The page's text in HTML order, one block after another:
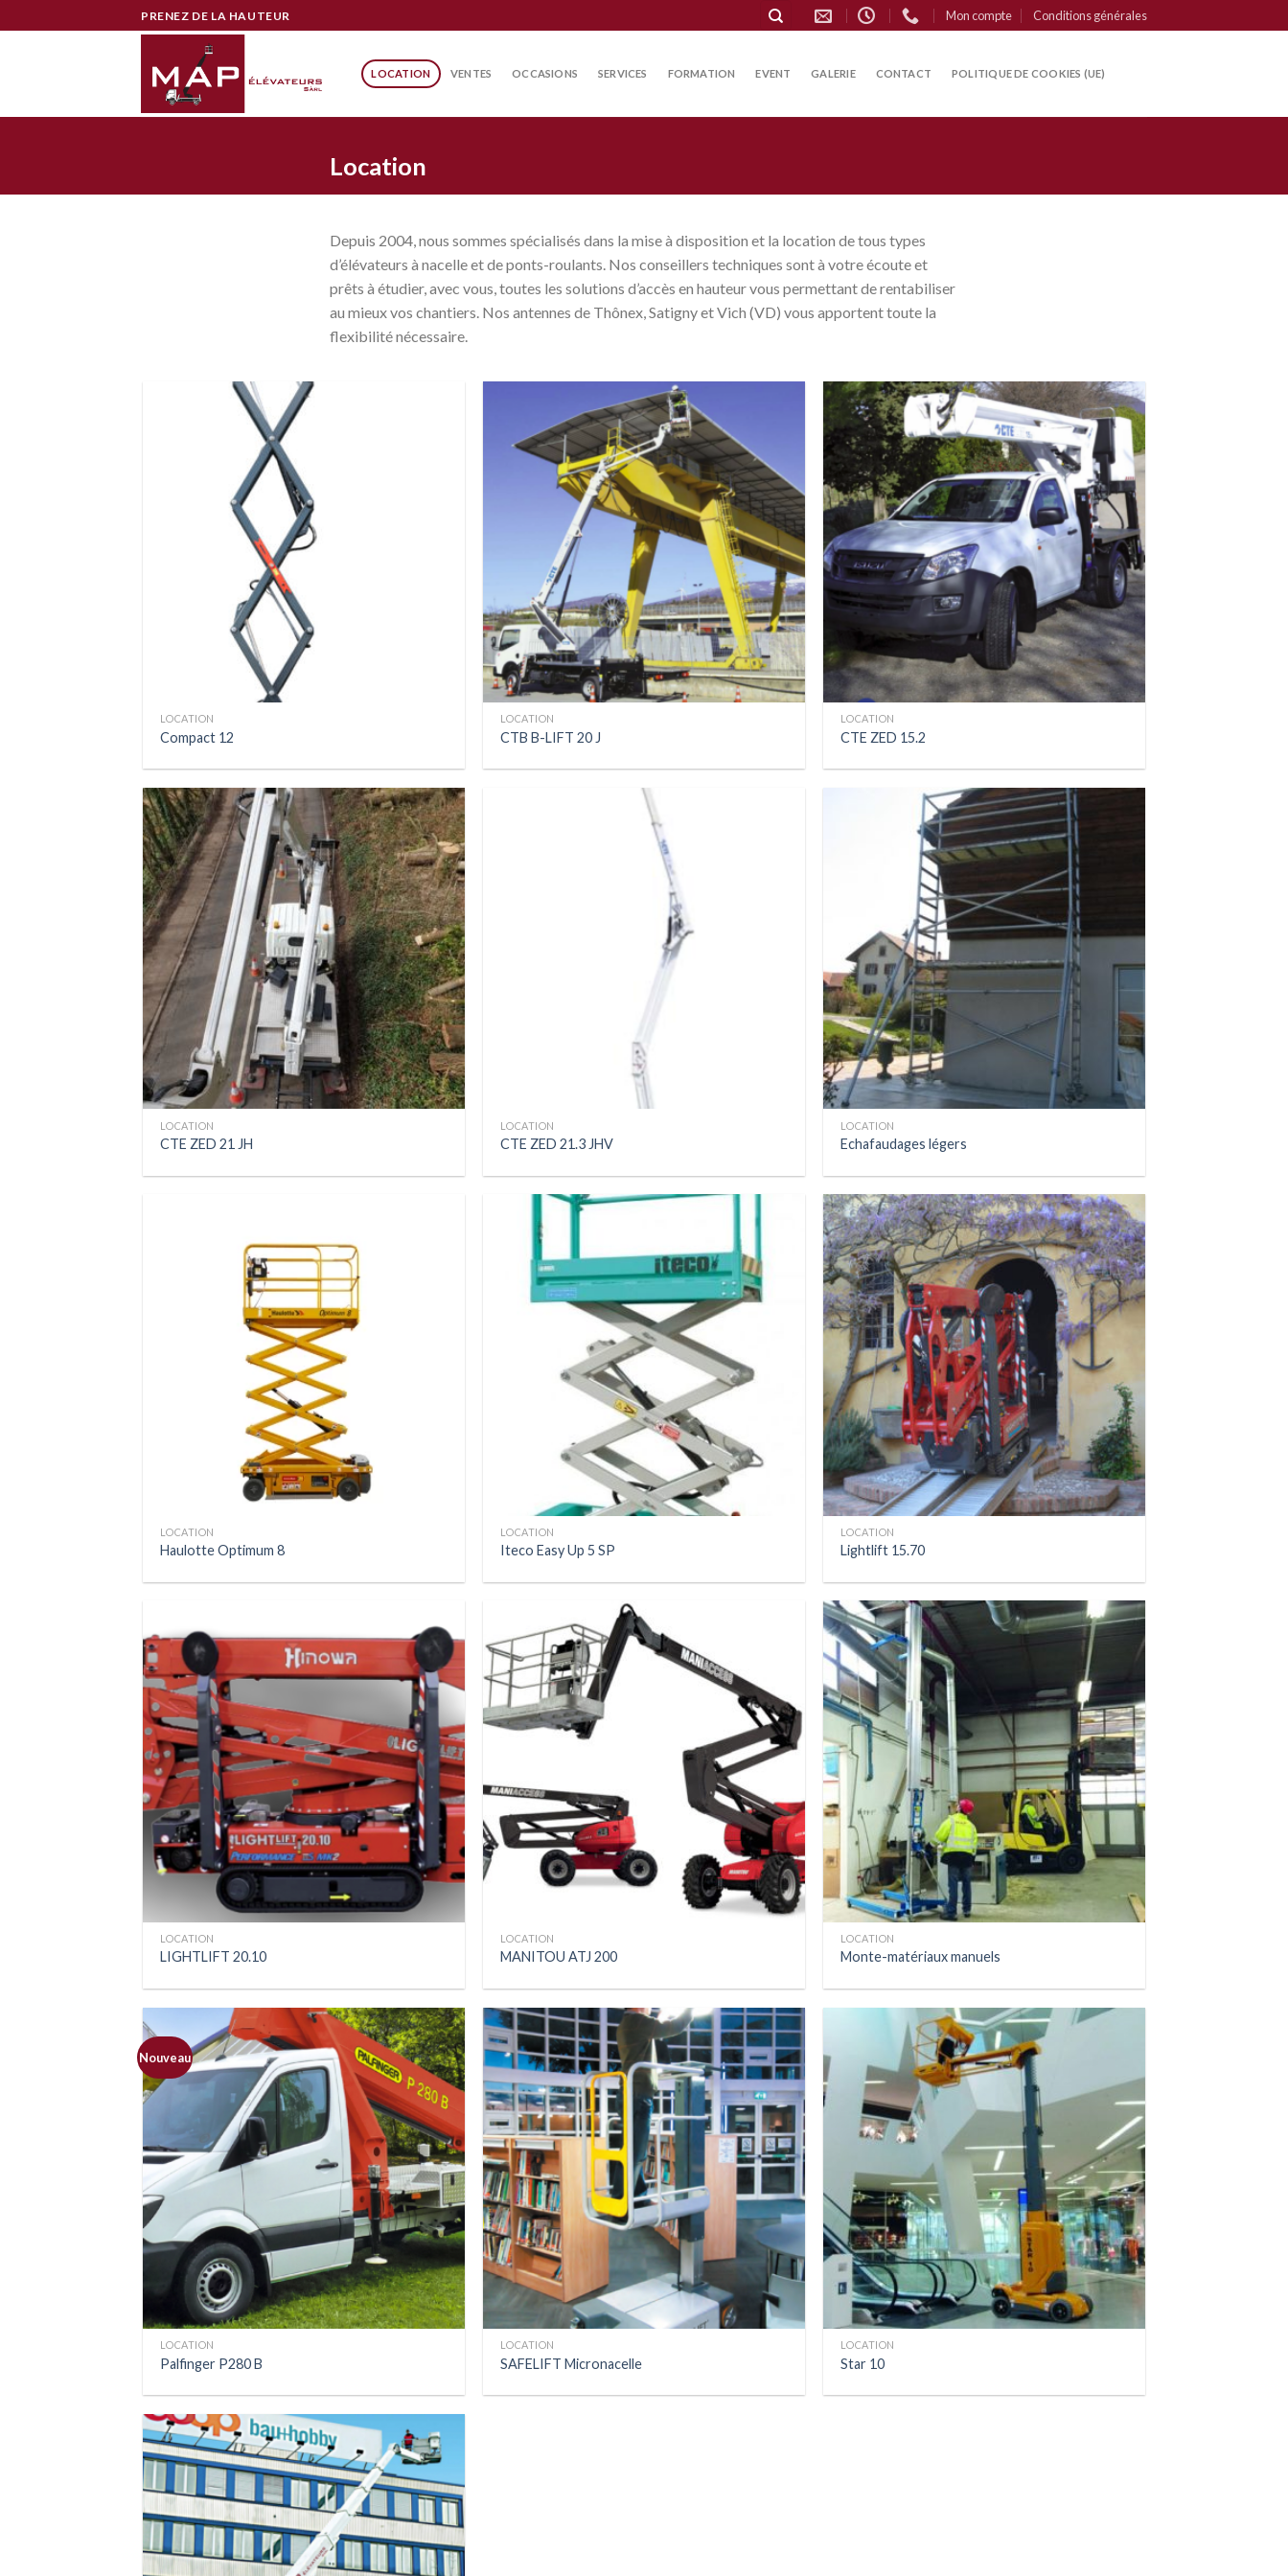
to
PRENEZ DE LA HAUTEUR Mon compte Conditions générales
LOCATION VENTES OCCASIONS SERVICES FORMATION EVENT GALERIE CONTACT POLITIQUE DE COOKIES (UE)
Location
Depuis 2004, nous sommes spécialisés dans la mise à disposition et la location de tous types
d’élévateurs à nacelle et de ponts-roulants. Nos conseillers techniques sont à votre écoute et
prêts à étudier, avec vous, toutes les solutions d’accès en hauteur vous permettant de rentabiliser
au mieux vos chantiers. Nos antennes de Thônex, Satigny et Vich (VD) vous apportent toute la
flexibilité nécessaire.
LOCATION
Compact 12
LOCATION
CTB B-LIFT 20 J
LOCATION
CTE ZED 15.2
LOCATION
CTE ZED 21 JH
LOCATION
CTE ZED 21.3 JHV
LOCATION
Echafaudages légers
LOCATION
Haulotte Optimum 8
LOCATION
Iteco Easy Up 5 SP
LOCATION
Lightlift 15.70
LOCATION
LIGHTLIFT 20.10
LOCATION
MANITOU ATJ 200
LOCATION
Monte-matériaux manuels
Nouveau
LOCATION
Palfinger P280 B
LOCATION
SAFELIFT Micronacelle
LOCATION
Star 10